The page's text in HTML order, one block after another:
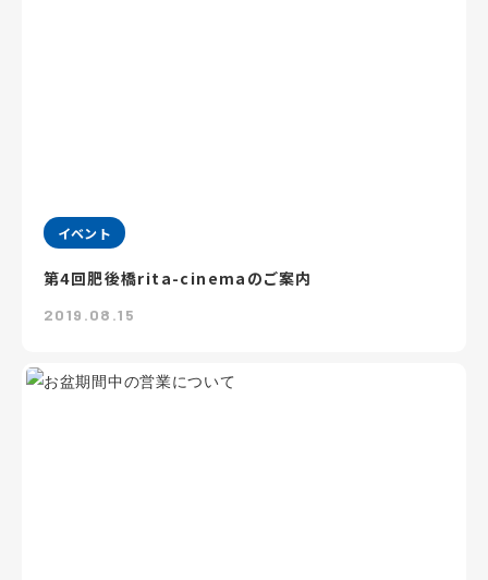
イベント
第4回肥後橋rita-cinemaのご案内
2019.08.15